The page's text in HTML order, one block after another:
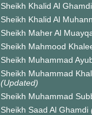
Sheikh Khalid Al Ghamdi
Sheikh Khalid Al
Sheikh Maher Al
Sheikh Mahmood
Sheikh Muhammad
Sheikh Muhammad
(Updated)
Sheikh Muhammad
Sheikh Saad Al Ghamdi